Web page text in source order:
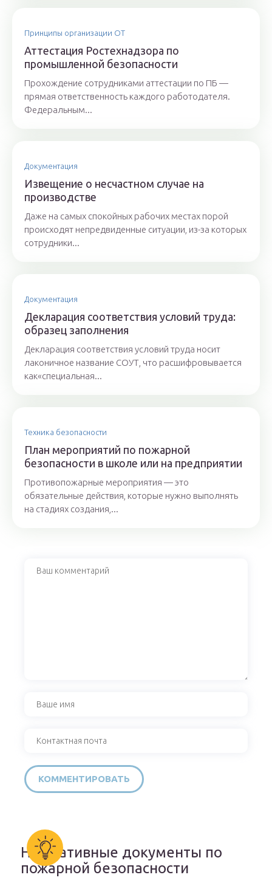
Принципы организации ОТ
Аттестация Ростехнадзора по
промышленной безопасности
Прохождение сотрудниками аттестации по ПБ —
прямая ответственность каждого работодателя.
Федеральным...
Документация
Извещение о несчастном случае на
производстве
Даже на самых спокойных рабочих местах порой
происходят непредвиденные ситуации, из-за которых
сотрудники...
Документация
Декларация соответствия условий труда:
образец заполнения
Декларация соответствия условий труда носит
лаконичное название СОУТ, что расшифровывается
как«специальная...
Техника безопасности
План мероприятий по пожарной
безопасности в школе или на предприятии
Противопожарные мероприятия — это
обязательные действия, которые нужно выполнять
на стадиях создания,...
Нормативные документы по
пожарной безопасности